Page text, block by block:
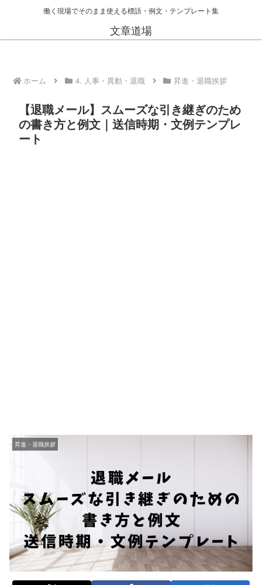
働く現場でそのまま使える標語・例文・テンプレート集
文章道場
ホーム 4. 人事・異動・退職 昇進・退職挨拶
【退職メール】スムーズな引き継ぎのため
の書き方と例文｜送信時期・文例テンプレ
ート
昇進・退職挨拶